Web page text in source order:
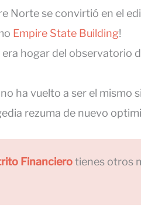
Norte se convirtió en el
Empire State Building!
hogar del observatorio
ha vuelto a ser el mismo
rezuma de nuevo
Financierotienes otros